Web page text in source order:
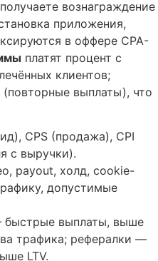
вознаграждение
приложения,
в оффере CPA-
платят процент с
клиентов;
(повторные выплаты), что
CPS (продажа), CPI
с выручки).
payout, холд, cookie-
допустимые
быстрые выплаты, выше
трафика; рефералки —
LTV.